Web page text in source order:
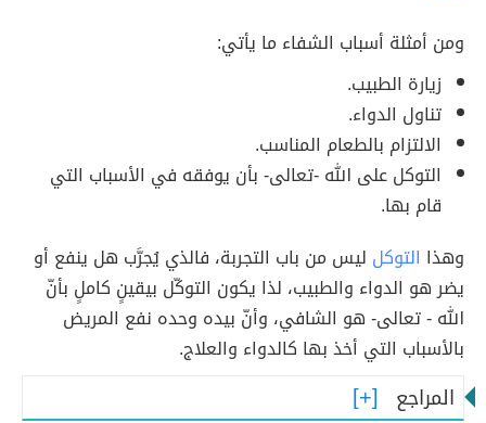
ومن أمثلة أسباب الشفاء ما يأتي:
زيارة الطبيب.
تناول الدواء.
الالتزام بالطعام المناسب.
التوكل على الله -تعالى- بأن يوفقه في الأسباب التي
قام بها.
وهذا التوكل ليس من باب التجربة، فالذي يُجرَّب هل ينفع أو
يضر هو الدواء والطبيب، لذا يكون التوكّل بيقينٍ كاملٍ بأنّ
الله - تعالى- هو الشافي، وأنّ بيده وحده نفع المريض
بالأسباب التي أخذ بها كالدواء والعلاج.
المراجع